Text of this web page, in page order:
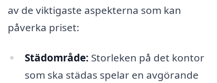
av de viktigaste aspekterna som kan
påverka priset:
Städområde: Storleken på det kontor
som ska städas spelar en avgörande